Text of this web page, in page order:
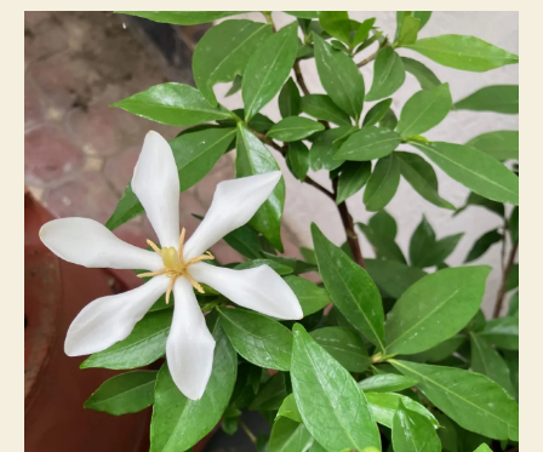
者
佈
期
灣
方
便
取
得
的
本
草
植
栽
〉
中